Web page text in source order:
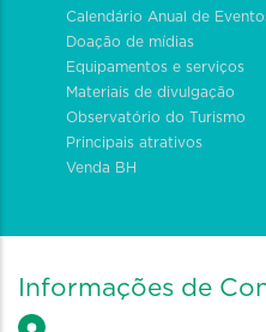
Calendário Anual de
Doação de mídias
Equipamentos e serviços
Materiais de divulgação
Observatório do Turismo
Principais atrativos
Venda BH
Informações de